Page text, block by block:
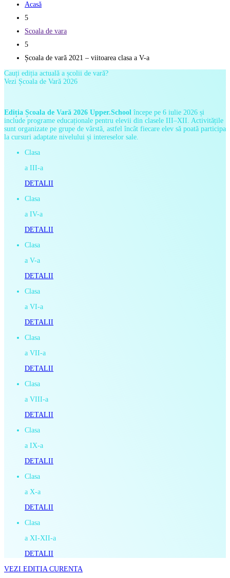
Acasă
5
Scoala de vara
5
Școala de vară 2021 – viitoarea clasa a V-a
Cauți ediția actuală a școlii de vară?
Vezi Școala de Vară 2026
Ediția Școala de Vară 2026 Upper.School începe pe 6 iulie 2026 și
include programe educaționale pentru elevii din clasele III–XII. Activitățile
sunt organizate pe grupe de vârstă, astfel încât fiecare elev să poată participa
la cursuri adaptate nivelului și intereselor sale.
Clasa
a III-a
DETALII
Clasa
a IV-a
DETALII
Clasa
a V-a
DETALII
Clasa
a VI-a
DETALII
Clasa
a VII-a
DETALII
Clasa
a VIII-a
DETALII
Clasa
a IX-a
DETALII
Clasa
a X-a
DETALII
Clasa
a XI-XII-a
DETALII
VEZI EDITIA CURENTA